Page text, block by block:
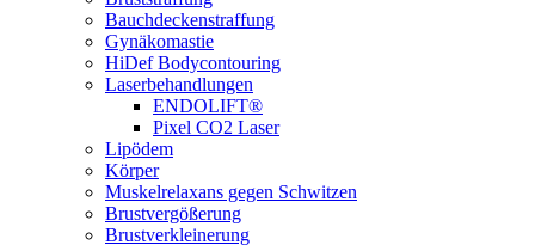
Bauchdeckenstraffung
Gynäkomastie
HiDef Bodycontouring
Laserbehandlungen
ENDOLIFT®
Pixel CO2 Laser
Lipödem
Körper
Muskelrelaxans gegen Schwitzen
Brustvergößerung
Brustverkleinerung